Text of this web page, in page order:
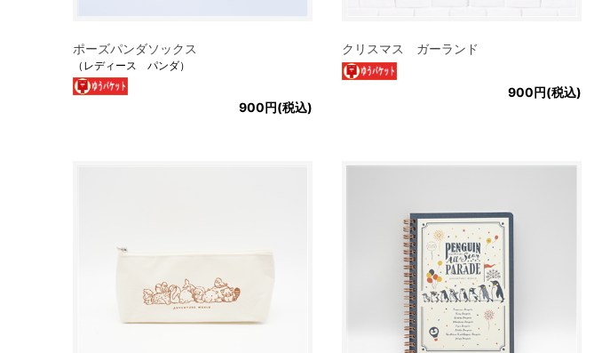
ポーズパンダソックス
（レディース パンダ）
900円(税込)
クリスマス ガーランド
900円(税込)